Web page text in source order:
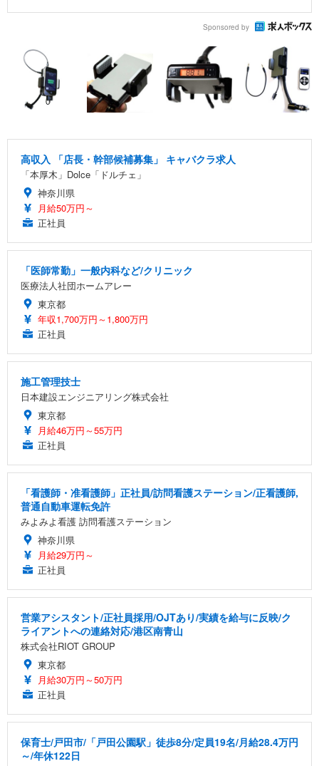
Sponsored by
高収入 「店長・幹部候補募集」 キャバクラ求人
「本厚木」Dolce「ドルチェ」
神奈川県
月給50万円～
正社員
「医師常勤」一般内科など/クリニック
医療法人社団ホームアレー
東京都
年収1,700万円～1,800万円
正社員
施工管理技士
日本建設エンジニアリング株式会社
東京都
月給46万円～55万円
正社員
「看護師・准看護師」正社員/訪問看護ステーション/正看護師,
普通自動車運転免許
みよみよ看護 訪問看護ステーション
神奈川県
月給29万円～
正社員
営業アシスタント/正社員採用/OJTあり/実績を給与に反映/ク
ライアントへの連絡対応/港区南青山
株式会社RIOT GROUP
東京都
月給30万円～50万円
正社員
保育士/戸田市/「戸田公園駅」徒歩8分/定員19名/月給28.4万円
～/年休122日